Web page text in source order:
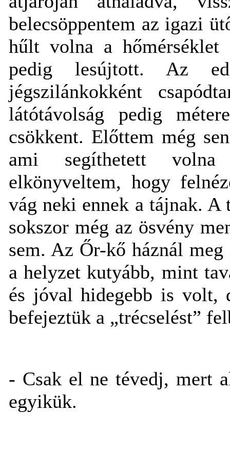
belecsöppentem az igazi
hűlt volna a
pedig lesújtott. Az
jégszilánkokként
látótávolság pedig
csökkent. Előttem még
ami segíthetett volna
elkönyveltem, hogy
vág neki ennek a tájnak. A
sokszor még az ösvény
sem. Az Őr-kő háznál
a helyzet kutyább, mint
és jóval hidegebb is volt,
befejeztük a „trécselést”
- Csak el ne tévedj, mert
egyikük.